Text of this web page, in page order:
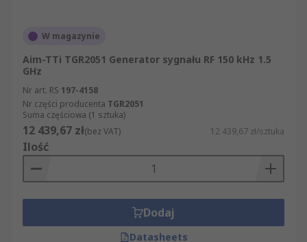
W magazynie
Aim-TTi TGR2051 Generator sygnału RF 150 kHz 1.5
GHz
Nr art. RS 197-4158
Nr części producenta TGR2051
Suma częściowa (1 sztuka)
12 439,67 zł(bez VAT) 12 439,67 zł/sztuka
Ilość
Dodaj
Datasheets